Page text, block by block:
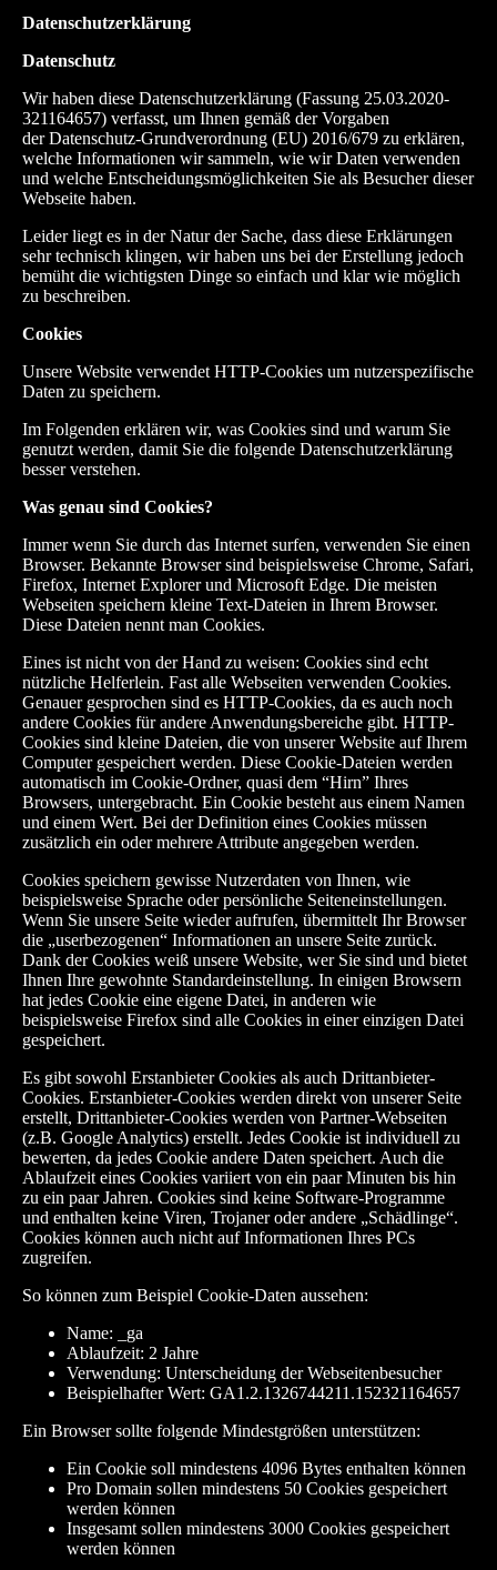
Datenschutzerklärung
Datenschutz
Wir haben diese Datenschutzerklärung (Fassung 25.03.2020-
321164657) verfasst, um Ihnen gemäß der Vorgaben
derDatenschutz-Grundverordnung (EU) 2016/679 zu erklären,
welche Informationen wir sammeln, wie wir Daten verwenden
und welche Entscheidungsmöglichkeiten Sie als Besucher dieser
Webseite haben.
Leider liegt es in der Natur der Sache, dass diese Erklärungen
sehr technisch klingen, wir haben uns bei der Erstellung jedoch
bemüht die wichtigsten Dinge so einfach und klar wie möglich
zu beschreiben.
Cookies
Unsere Website verwendet HTTP-Cookies um nutzerspezifische
Daten zu speichern.
Im Folgenden erklären wir, was Cookies sind und warum Sie
genutzt werden, damit Sie die folgende Datenschutzerklärung
besser verstehen.
Was genau sind Cookies?
Immer wenn Sie durch das Internet surfen, verwenden Sie einen
Browser. Bekannte Browser sind beispielsweise Chrome, Safari,
Firefox, Internet Explorer und Microsoft Edge. Die meisten
Webseiten speichern kleine Text-Dateien in Ihrem Browser.
Diese Dateien nennt man Cookies.
Eines ist nicht von der Hand zu weisen: Cookies sind echt
nützliche Helferlein. Fast alle Webseiten verwenden Cookies.
Genauer gesprochen sind es HTTP-Cookies, da es auch noch
andere Cookies für andere Anwendungsbereiche gibt. HTTP-
Cookies sind kleine Dateien, die von unserer Website auf Ihrem
Computer gespeichert werden. Diese Cookie-Dateien werden
automatisch im Cookie-Ordner, quasi dem “Hirn” Ihres
Browsers, untergebracht. Ein Cookie besteht aus einem Namen
und einem Wert. Bei der Definition eines Cookies müssen
zusätzlich ein oder mehrere Attribute angegeben werden.
Cookies speichern gewisse Nutzerdaten von Ihnen, wie
beispielsweise Sprache oder persönliche Seiteneinstellungen.
Wenn Sie unsere Seite wieder aufrufen, übermittelt Ihr Browser
die „userbezogenen“ Informationen an unsere Seite zurück.
Dank der Cookies weiß unsere Website, wer Sie sind und bietet
Ihnen Ihre gewohnte Standardeinstellung. In einigen Browsern
hat jedes Cookie eine eigene Datei, in anderen wie
beispielsweise Firefox sind alle Cookies in einer einzigen Datei
gespeichert.
Es gibt sowohl Erstanbieter Cookies als auch Drittanbieter-
Cookies. Erstanbieter-Cookies werden direkt von unserer Seite
erstellt, Drittanbieter-Cookies werden von Partner-Webseiten
(z.B. Google Analytics) erstellt. Jedes Cookie ist individuell zu
bewerten, da jedes Cookie andere Daten speichert. Auch die
Ablaufzeit eines Cookies variiert von ein paar Minuten bis hin
zu ein paar Jahren. Cookies sind keine Software-Programme
und enthalten keine Viren, Trojaner oder andere „Schädlinge“.
Cookies können auch nicht auf Informationen Ihres PCs
zugreifen.
So können zum Beispiel Cookie-Daten aussehen:
Name: _ga
Ablaufzeit: 2 Jahre
Verwendung: Unterscheidung der Webseitenbesucher
Beispielhafter Wert: GA1.2.1326744211.152321164657
Ein Browser sollte folgende Mindestgrößen unterstützen:
Ein Cookie soll mindestens 4096 Bytes enthalten können
Pro Domain sollen mindestens 50 Cookies gespeichert
werden können
Insgesamt sollen mindestens 3000 Cookies gespeichert
werden können